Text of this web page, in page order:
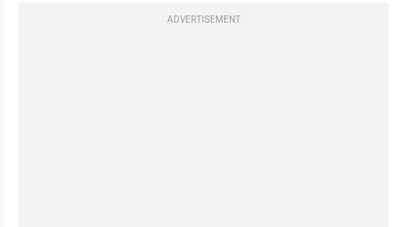
ADVERTISEMENT